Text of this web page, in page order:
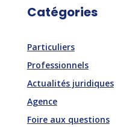
Catégories
Particuliers
Professionnels
Actualités juridiques
Agence
Foire aux questions